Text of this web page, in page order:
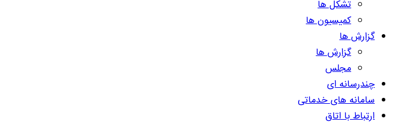
تشکل ها
کمیسیون ها
گزارش ها
گزارش ها
مجلس
چندرسانه ای
سامانه های خدماتی
ارتباط با اتاق